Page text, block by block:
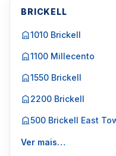
BRICKELL
1010 Brickell
1100 Millecento
1550 Brickell
2200 Brickell
500 Brickell East
Ver mais…